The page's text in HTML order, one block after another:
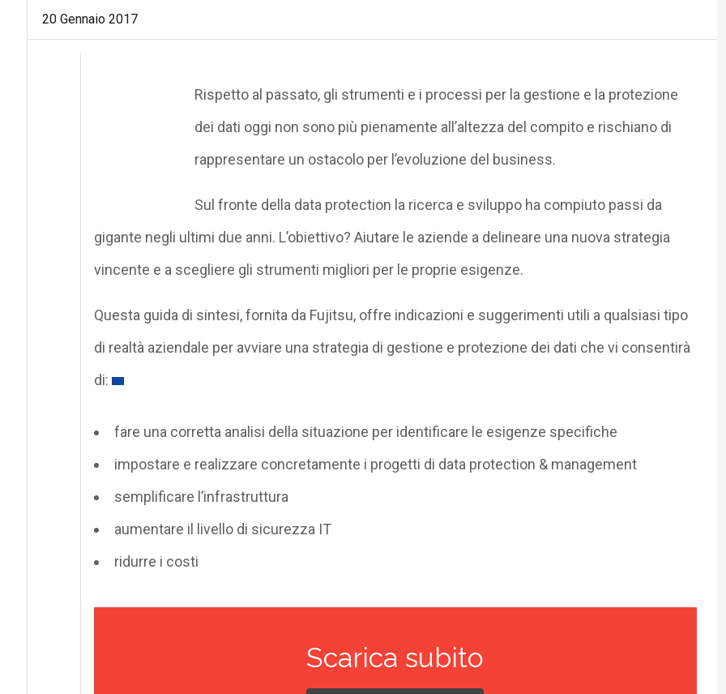
20 Gennaio 2017
Rispetto al passato, gli strumenti e i processi per la gestione e la protezione
dei dati oggi non sono più pienamente all’altezza del compito e rischiano di
rappresentare un ostacolo per l’evoluzione del business.
Sul fronte della data protection la ricerca e sviluppo ha compiuto passi da
gigante negli ultimi due anni. L’obiettivo? Aiutare le aziende a delineare una nuova strategia
vincente e a scegliere gli strumenti migliori per le proprie esigenze.
Questa guida di sintesi, fornita da Fujitsu, offre indicazioni e suggerimenti utili a qualsiasi tipo
di realtà aziendale per avviare una strategia di gestione e protezione dei dati che vi consentirà
di:
fare una corretta analisi della situazione per identificare le esigenze specifiche
impostare e realizzare concretamente i progetti di data protection & management
semplificare l’infrastruttura
aumentare il livello di sicurezza IT
ridurre i costi
Scarica subito